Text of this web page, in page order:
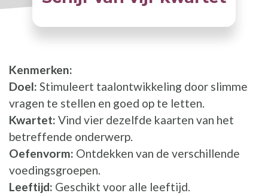
Kenmerken:
Doel: Stimuleert taalontwikkeling door slimme
vragen te stellen en goed op te letten.
Kwartet: Vind vier dezelfde kaarten van het
betreffende onderwerp.
Oefenvorm: Ontdekken van de verschillende
voedingsgroepen.
Leeftijd: Geschikt voor alle leeftijd.